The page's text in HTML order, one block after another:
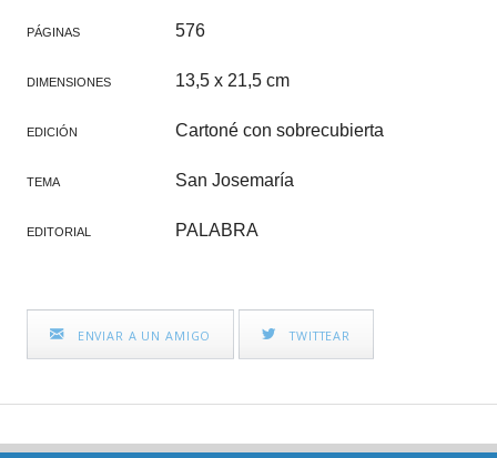
PÁGINAS 576
DIMENSIONES 13,5 x 21,5 cm
EDICIÓN Cartoné con sobrecubierta
TEMA San Josemaría
EDITORIAL PALABRA
ENVIAR A UN AMIGO TWITTEAR